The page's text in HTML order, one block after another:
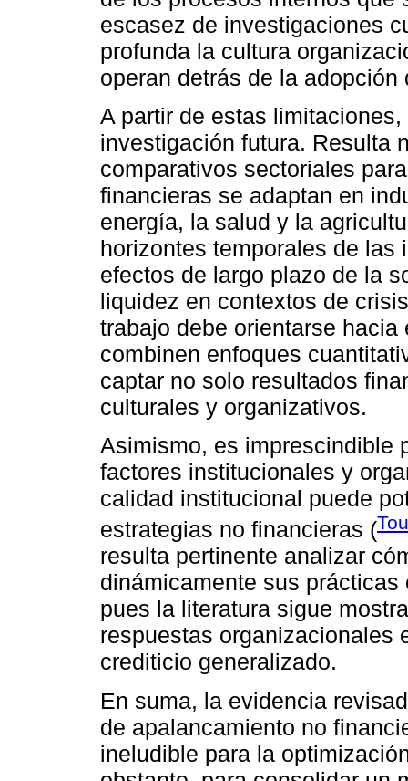
escasez de investigaciones
profunda la cultura
operan detrás de la
A partir de estas
investigación futura. Resulta
comparativos sectoriales
financieras se adaptan en
energía, la salud y la
horizontes temporales de las
efectos de largo plazo de la
liquidez en contextos de
trabajo debe orientarse
combinen enfoques
captar no solo resultados
culturales y organizativos.
Asimismo, es imprescindible
factores institucionales y
calidad institucional puede
estrategias no financieras (
resulta pertinente analizar
dinámicamente sus
pues la literatura sigue
respuestas organizacionales
crediticio generalizado.
En suma, la evidencia
de apalancamiento no
ineludible para la